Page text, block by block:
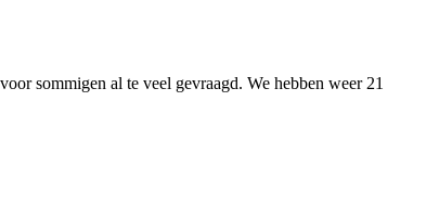
sommigen al te veel gevraagd. We hebben weer 21